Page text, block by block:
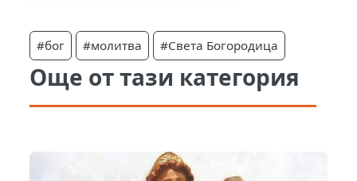
#бог #молитва #Света Богородица
Още от тази категория